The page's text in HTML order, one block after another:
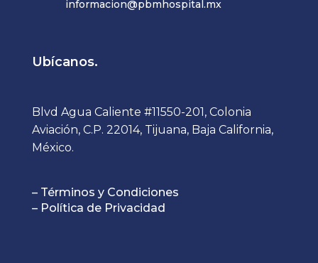
informacion@pbmhospital.mx
Ubícanos.
Blvd Agua Caliente #11550-201, Colonia
Aviación, C.P. 22014, Tijuana, Baja California,
México.
– Términos y Condiciones
– Política de Privacidad